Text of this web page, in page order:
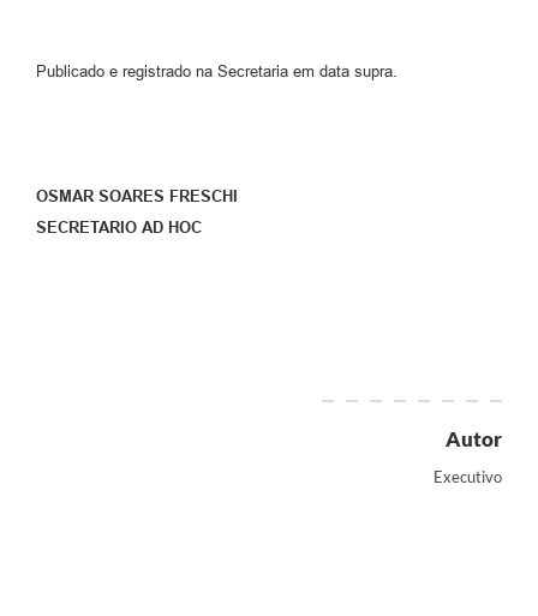
Publicado e registrado na Secretaria em data supra.
OSMAR SOARES FRESCHI
SECRETARIO AD HOC
Autor
Executivo